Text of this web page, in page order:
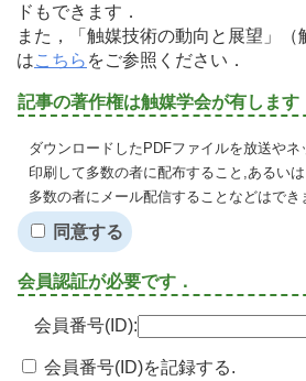
ドもできます．
また，「触媒技術の動向と展望」
はこちら をご参照ください．
記事の著作権は触媒学会が有します
ダウンロードしたPDFファイルを放送や
印刷して多数の者に配布すること,あるいは
多数の者にメール配信することなどはでき
同意する
会員認証が必要です．
会員番号(ID):
会員番号(ID)を記録する.